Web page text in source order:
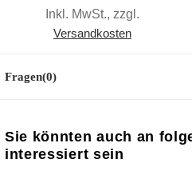
Inkl. MwSt., zzgl.
Versandkosten
Fragen(0)
Sie könnten auch an
interessiert sein